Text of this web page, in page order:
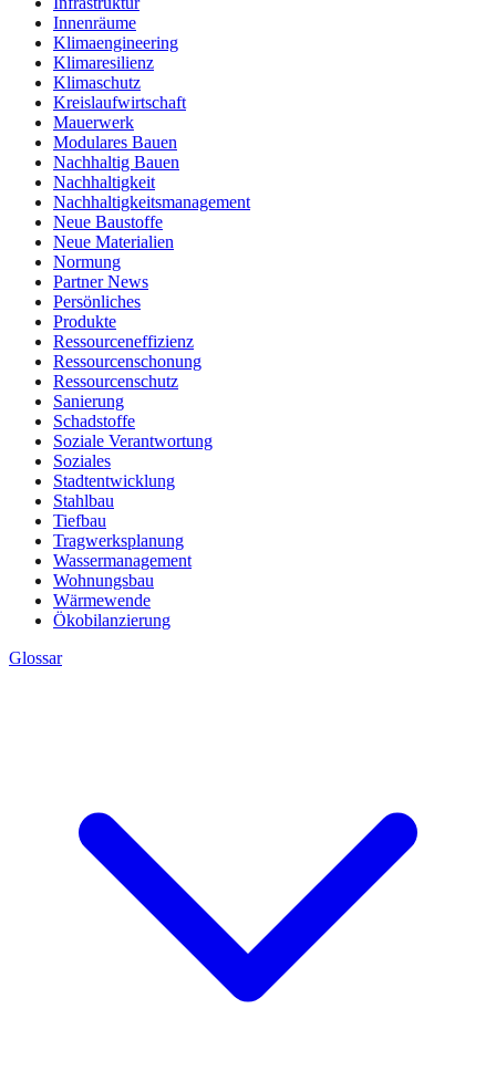
Innenräume
Klimaengineering
Klimaresilienz
Klimaschutz
Kreislaufwirtschaft
Mauerwerk
Modulares Bauen
Nachhaltig Bauen
Nachhaltigkeit
Nachhaltigkeitsmanagement
Neue Baustoffe
Neue Materialien
Normung
Partner News
Persönliches
Produkte
Ressourceneffizienz
Ressourcenschonung
Ressourcenschutz
Sanierung
Schadstoffe
Soziale Verantwortung
Soziales
Stadtentwicklung
Stahlbau
Tiefbau
Tragwerksplanung
Wassermanagement
Wohnungsbau
Wärmewende
Ökobilanzierung
Glossar